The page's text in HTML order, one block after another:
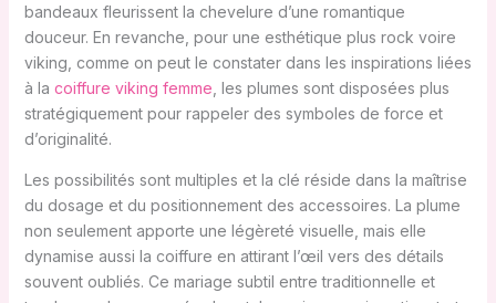
bandeaux fleurissent la chevelure d’une romantique
douceur. En revanche, pour une esthétique plus rock voire
viking, comme on peut le constater dans les inspirations liées
à la coiffure viking femme , les plumes sont disposées plus
stratégiquement pour rappeler des symboles de force et
d’originalité.
Les possibilités sont multiples et la clé réside dans la maîtrise
du dosage et du positionnement des accessoires. La plume
non seulement apporte une légèreté visuelle, mais elle
dynamise aussi la coiffure en attirant l’œil vers des détails
souvent oubliés. Ce mariage subtil entre traditionnelle et